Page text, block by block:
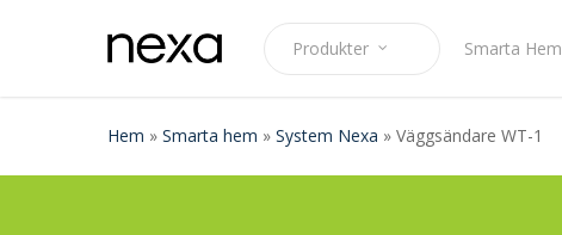
Produkter Smarta Hem
Hem » Smarta hem » System Nexa » Väggsändare WT-1